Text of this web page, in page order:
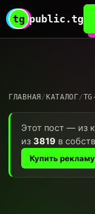
tg public.tg
ГЛАВНАЯ / КАТАЛОГ/
Этот пост — из
из 3819 в
Купить